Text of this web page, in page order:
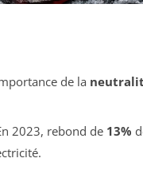
de la
2023, rebond de 13%